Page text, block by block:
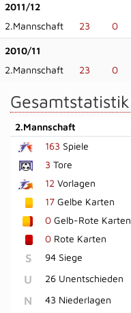
2011/12
2.Mannschaft
23 0
2010/11
2.Mannschaft
23 0
Gesamtstatistik
2.Mannschaft
163 Spiele
3 Tore
12 Vorlagen
17 Gelbe Karten
0 Gelb-Rote Karten
0 Rote Karten
S 94 Siege
U 26 Unentschieden
N 43 Niederlagen